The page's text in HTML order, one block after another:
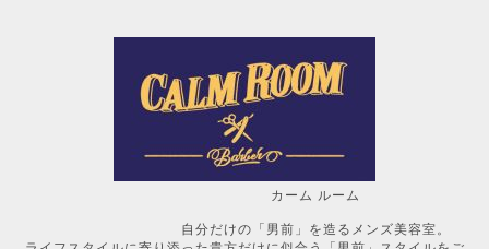
カーム ルーム
自分だけの「男前」を造るメンズ美容室。